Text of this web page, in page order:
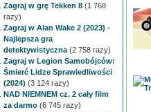
Zagraj w grę Tekken 8 (1 768
razy)
Zagraj w Alan Wake 2 (2023) -
Najlepsza gra
detektywistyczna (2 758 razy)
Zagraj w Legion Samobójców:
Śmierć Lidze Sprawiedliwości
(2024) (3 124 razy)
NAD NIEMNEM cz. 2 cały film
za darmo (6 745 razy)